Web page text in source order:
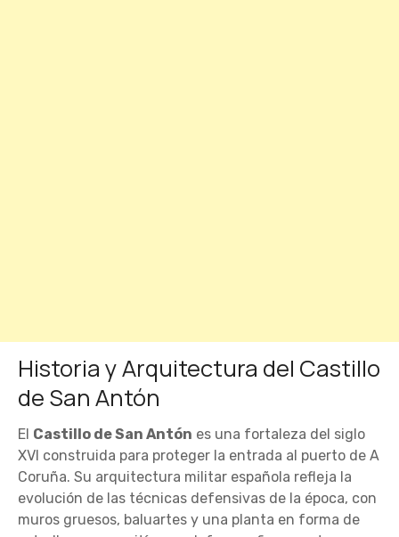
Historia y Arquitectura del Castillo
de San Antón
El Castillo de San Antón es una fortaleza del siglo
XVI construida para proteger la entrada al puerto de A
Coruña. Su arquitectura militar española refleja la
evolución de las técnicas defensivas de la época, con
muros gruesos, baluartes y una planta en forma de